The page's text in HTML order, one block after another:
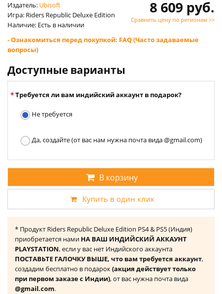
Издатель: Ubisoft
Игра: Riders Republic Deluxe Edition
Наличие: Есть в наличии
8 609 руб.
Сравнить цену по регионам >>
- Ознакомиться перед покупкой: FAQ (Часто задаваемые
вопросы)
Доступные варианты
Требуется ли вам индийский аккаунт в подарок?
Не требуется
Да, создайте (от вас нам нужна почта вида @gmail.com)
В корзину
Купить в один клик
* Продукт Riders Republic Deluxe Edition PS4 & PS5 (Индия)
приобретается нами НА ВАШ ИНДИЙСКИЙ АККАУНТ
PLAYSTATION, если у вас нет Индийского аккаунта
ПОСТАВЬТЕ ГАЛОЧКУ ВЫШЕ, что вам требуется аккаунт,
создадим бесплатно в подарок(акция действует только
при первом заказе с Индии), от вас нужна почта вида
@gmail.com.